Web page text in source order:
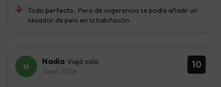
Todo perfecto . Pero de sugerencia se podía añadir un
secador de pelo en la habitación
10
Nadia Viajó solo
Junio 2026